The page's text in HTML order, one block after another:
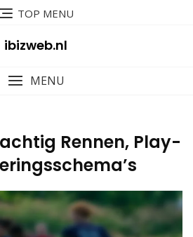
TOP MENU
ibizweb.nl
MENU
Rennen, Play-